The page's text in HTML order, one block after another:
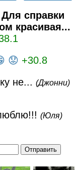
справки
красивая...
😟 +30.8
не... (Джонни)
(Юля)